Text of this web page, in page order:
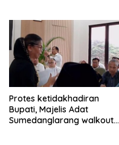
Protes ketidakhadiran
Bupati, Majelis Adat
Sumedanglarang walkout